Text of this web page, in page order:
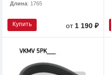
Длина: 1765
Купить от 1 190 ₽